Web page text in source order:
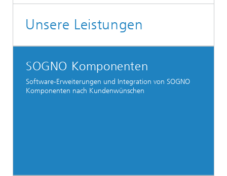
Unsere Leistungen
SOGNO Komponenten
Software-Erweiterungen und Integration von SOGNO
Komponenten nach Kundenwünschen